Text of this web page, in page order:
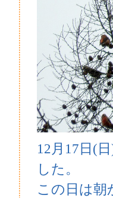
12月17日(
した。
この日は朝